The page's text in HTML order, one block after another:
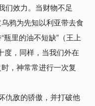
们效力。当财物不足
鸦为先知以利亚带去食
里的油不短缺”（王上
度，同样，当我们外在
，神常常进行一次复
仇敌的骄傲，并打破他